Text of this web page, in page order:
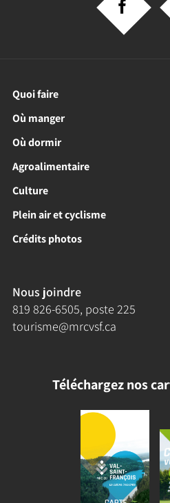
Quoi faire
Où manger
Où dormir
Agroalimentaire
Culture
Plein air et cyclisme
Crédits photos
Nous joindre
819 826-6505, poste 225
tourisme@mrcvsf.ca
Téléchargez nos